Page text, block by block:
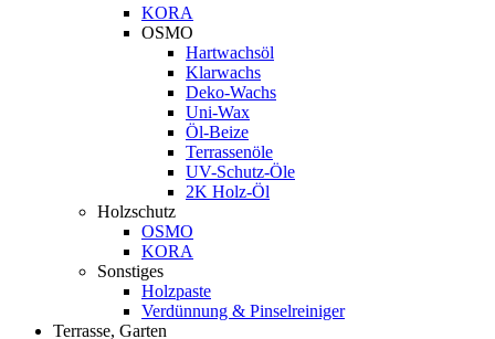
KORA
OSMO
Hartwachsöl
Klarwachs
Deko-Wachs
Uni-Wax
Öl-Beize
Terrassenöle
UV-Schutz-Öle
2K Holz-Öl
Holzschutz
OSMO
KORA
Sonstiges
Holzpaste
Verdünnung & Pinselreiniger
Terrasse, Garten